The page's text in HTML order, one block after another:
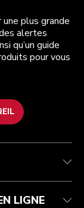
plus grande
alertes
qu’un guide
pour vous
LIGNE